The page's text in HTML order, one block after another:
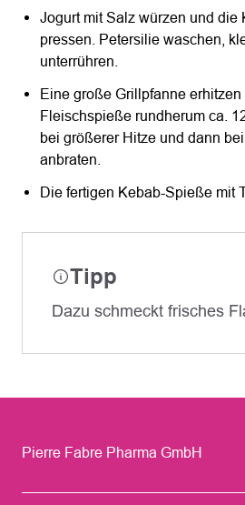
Jogurt mit Salz würzen und die
pressen. Petersilie waschen,
unterrühren.
Eine große Grillpfanne erhitzen
Fleischspieße rundherum ca.
bei größerer Hitze und dann
anbraten.
Die fertigen Kebab-Spieße mit
Tipp
Dazu schmeckt frisches
Pierre Fabre Pharma GmbH